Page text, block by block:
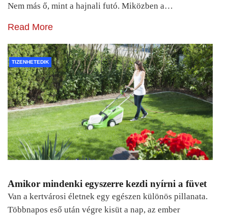
Nem más ő, mint a hajnali futó. Miközben a…
Read More
TIZENHETEDIK
Amikor mindenki egyszerre kezdi nyírni a füvet
Van a kertvárosi életnek egy egészen különös pillanata.
Többnapos eső után végre kisüt a nap, az ember